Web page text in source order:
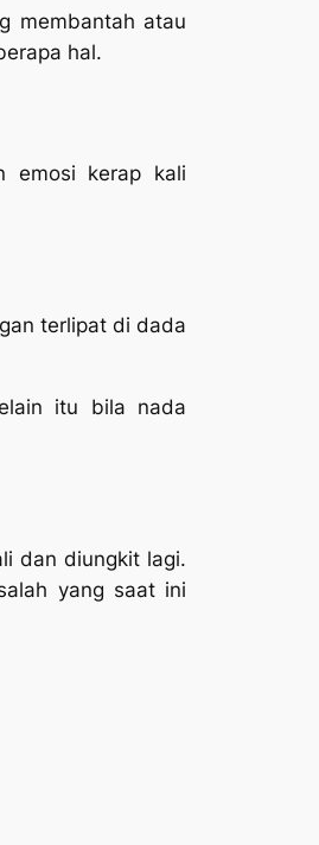
membantah atau
hal.
emosi kerap kali
terlipat di dada
itu bila nada
dan diungkit lagi.
yang saat ini